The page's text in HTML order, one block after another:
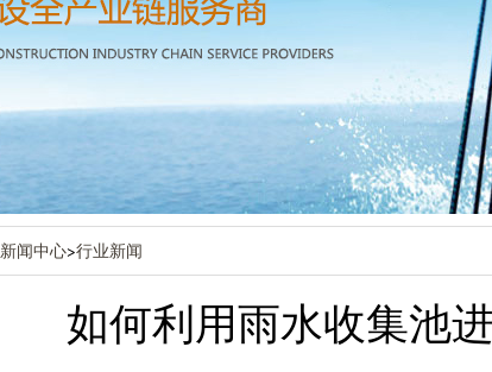
新闻中心>行业新闻
如何利用雨水收集池